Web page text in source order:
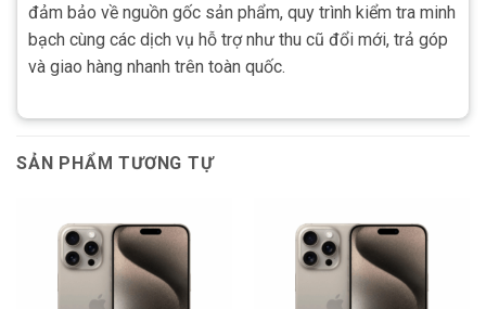
đảm bảo về nguồn gốc sản phẩm, quy trình kiểm tra minh
bạch cùng các dịch vụ hỗ trợ như thu cũ đổi mới, trả góp
và giao hàng nhanh trên toàn quốc.
SẢN PHẨM TƯƠNG TỰ